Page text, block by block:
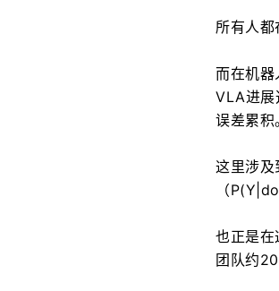
所有人都
而在机器
VLA进展
误差累积
这里涉及
（
也正是在
团队约